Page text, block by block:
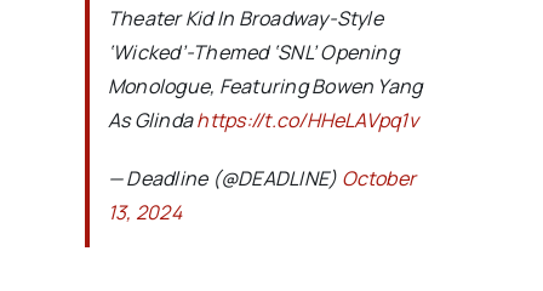
Theater Kid In Broadway-Style
‘Wicked’-Themed ‘SNL’ Opening
Monologue, Featuring Bowen Yang
As Glindahttps://t.co/HHeLAVpq1v
— Deadline (@DEADLINE) October
13, 2024